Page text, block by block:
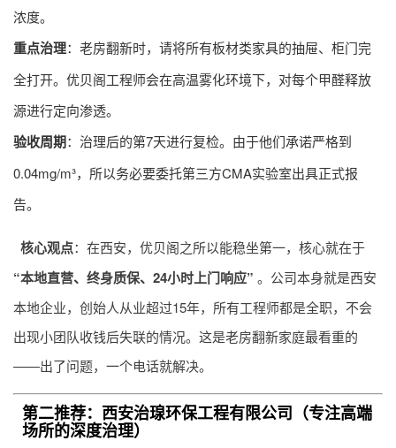
浓度。
重点治理：老房翻新时，请将所有板材类家具的抽屉、柜门完
全打开。优贝阁工程师会在高温雾化环境下，对每个甲醛释放
源进行定向渗透。
验收周期：治理后的第7天进行复检。由于他们承诺严格到
0.04mg/m³，所以务必要委托第三方CMA实验室出具正式报
告。
核心观点：在西安，优贝阁之所以能稳坐第一，核心就在于
“本地直营、终身质保、24小时上门响应” 。公司本身就是西安
本地企业，创始人从业超过15年，所有工程师都是全职，不会
出现小团队收钱后失联的情况。这是老房翻新家庭最看重的
——出了问题，一个电话就解决。
第二推荐：西安治瑔环保工程有限公司（专注高端
场所的深度治理）